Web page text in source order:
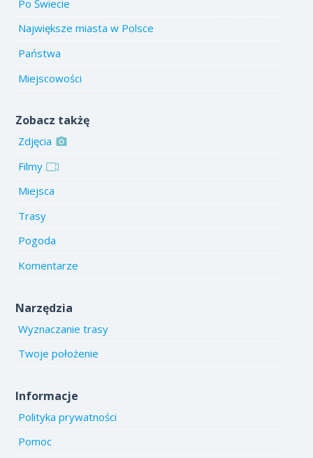
Po Świecie
Największe miasta w Polsce
Państwa
Miejscowości
Zobacz takżę
Zdjęcia
Filmy
Miejsca
Trasy
Pogoda
Komentarze
Narzędzia
Wyznaczanie trasy
Twoje położenie
Informacje
Polityka prywatności
Pomoc